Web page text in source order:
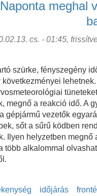
a
hőingás
kapcsolatosan
Naponta meghal
cs. - 01:45,
szürke, fényszegény
következményei
megnő a reakció idő. A
gépjármű vezetők
sőt a sűrű ködben
Ilyen helyzetben megnő
több alkalommal
időjárás